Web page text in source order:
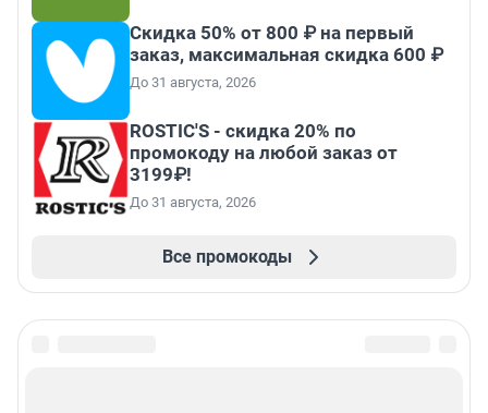
Скидка 50% от 800 ₽ на первый
заказ, максимальная скидка 600 ₽
До 31 августа, 2026
ROSTIC'S - скидка 20% по
промокоду на любой заказ от
3199₽!
До 31 августа, 2026
Все промокоды